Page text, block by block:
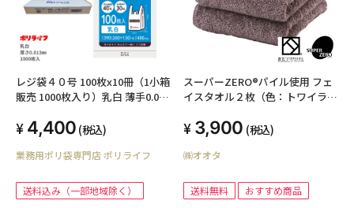
レジ袋４０号 100枚x10冊（1小箱
販売 1000枚入り）乳白 薄手0.013
4,400 (税込)
業務用ポリ袋専門店 ポリライフ
送料込み（一部地域除く）
スーパーZERO®パイル使用 フェ
イスタオル２枚（色：トワイライ
3,900 (税込)
㈱オオタ
送料無料 おすすめ商品